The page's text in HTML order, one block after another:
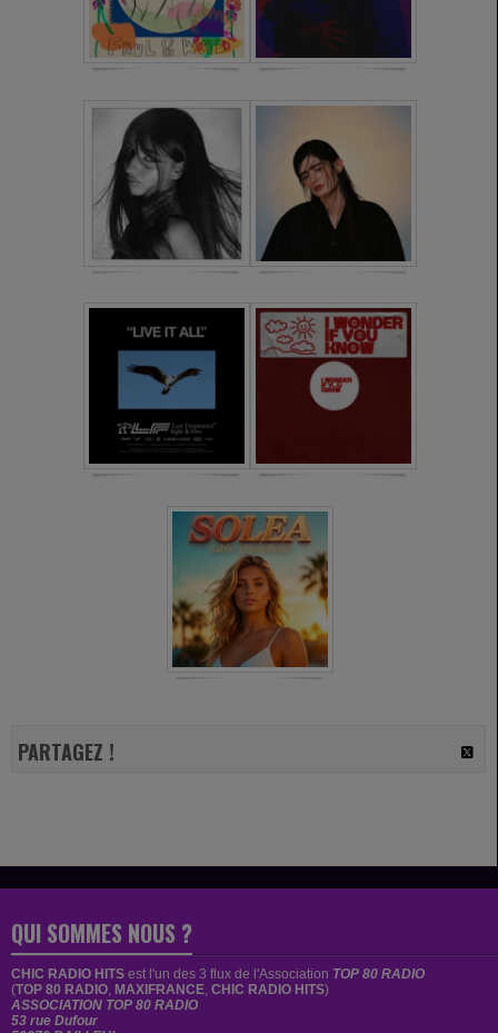
PARTAGEZ !
QUI SOMMES NOUS ?
CHIC RADIO HITS est l'un des 3 flux de l'Association TOP 80 RADIO
(TOP 80 RADIO, MAXIFRANCE, CHIC RADIO HITS)
ASSOCIATION TOP 80 RADIO
53 rue Dufour